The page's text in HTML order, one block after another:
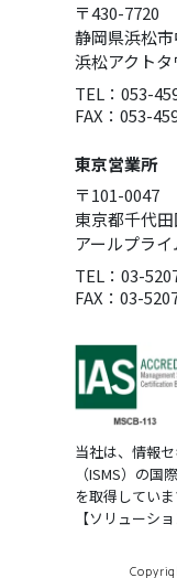
〒430-7720
静岡県浜松
浜松アクトタ
TEL：053-
FAX：053-
東京営業所
〒101-0047
東京都千代
アールプラ
TEL：03-
FAX：03-
当社は、情報
（ISMS）の国
を取得していま
【ソリューシ